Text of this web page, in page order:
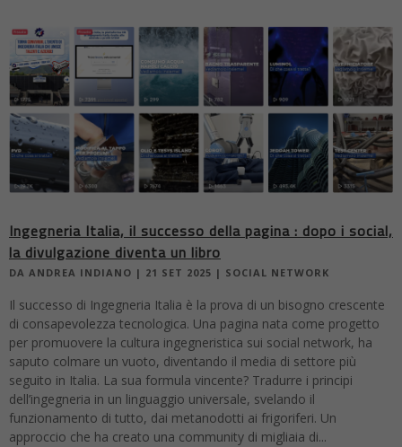
Ingegneria Italia, il successo della pagina : dopo i social,
la divulgazione diventa un libro
DA ANDREA INDIANO | 21 SET 2025 | SOCIAL NETWORK
Il successo di Ingegneria Italia è la prova di un bisogno crescente
di consapevolezza tecnologica. Una pagina nata come progetto
per promuovere la cultura ingegneristica sui social network, ha
saputo colmare un vuoto, diventando il media di settore più
seguito in Italia. La sua formula vincente? Tradurre i principi
dell’ingegneria in un linguaggio universale, svelando il
funzionamento di tutto, dai metanodotti ai frigoriferi. Un
approccio che ha creato una community di migliaia di...